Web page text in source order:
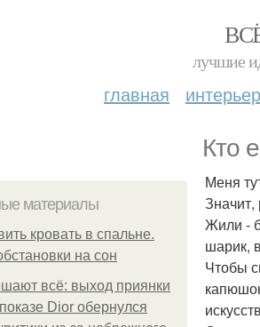
лучшие
главная
Кто
материалы
кровать в спальне.
на сон
всё: выход приянки
Dior обернулся
Меня
Значит,
Жили -
шарик,
Чтобы